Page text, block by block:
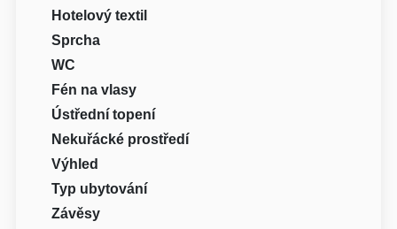
Hotelový textil
Sprcha
WC
Fén na vlasy
Ústřední topení
Nekuřácké prostředí
Výhled
Typ ubytování
Závěsy